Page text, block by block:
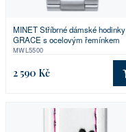
MINET Stříbrné dámské hodinky
GRACE s ocelovým řemínkem
MWL5500
2 590 Kč